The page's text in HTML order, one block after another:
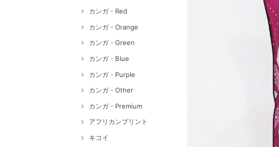
カンガ・Red
カンガ・Orange
カンガ・Green
カンガ・Blue
カンガ・Purple
カンガ・Other
カンガ・Premium
アフリカンプリント
キコイ